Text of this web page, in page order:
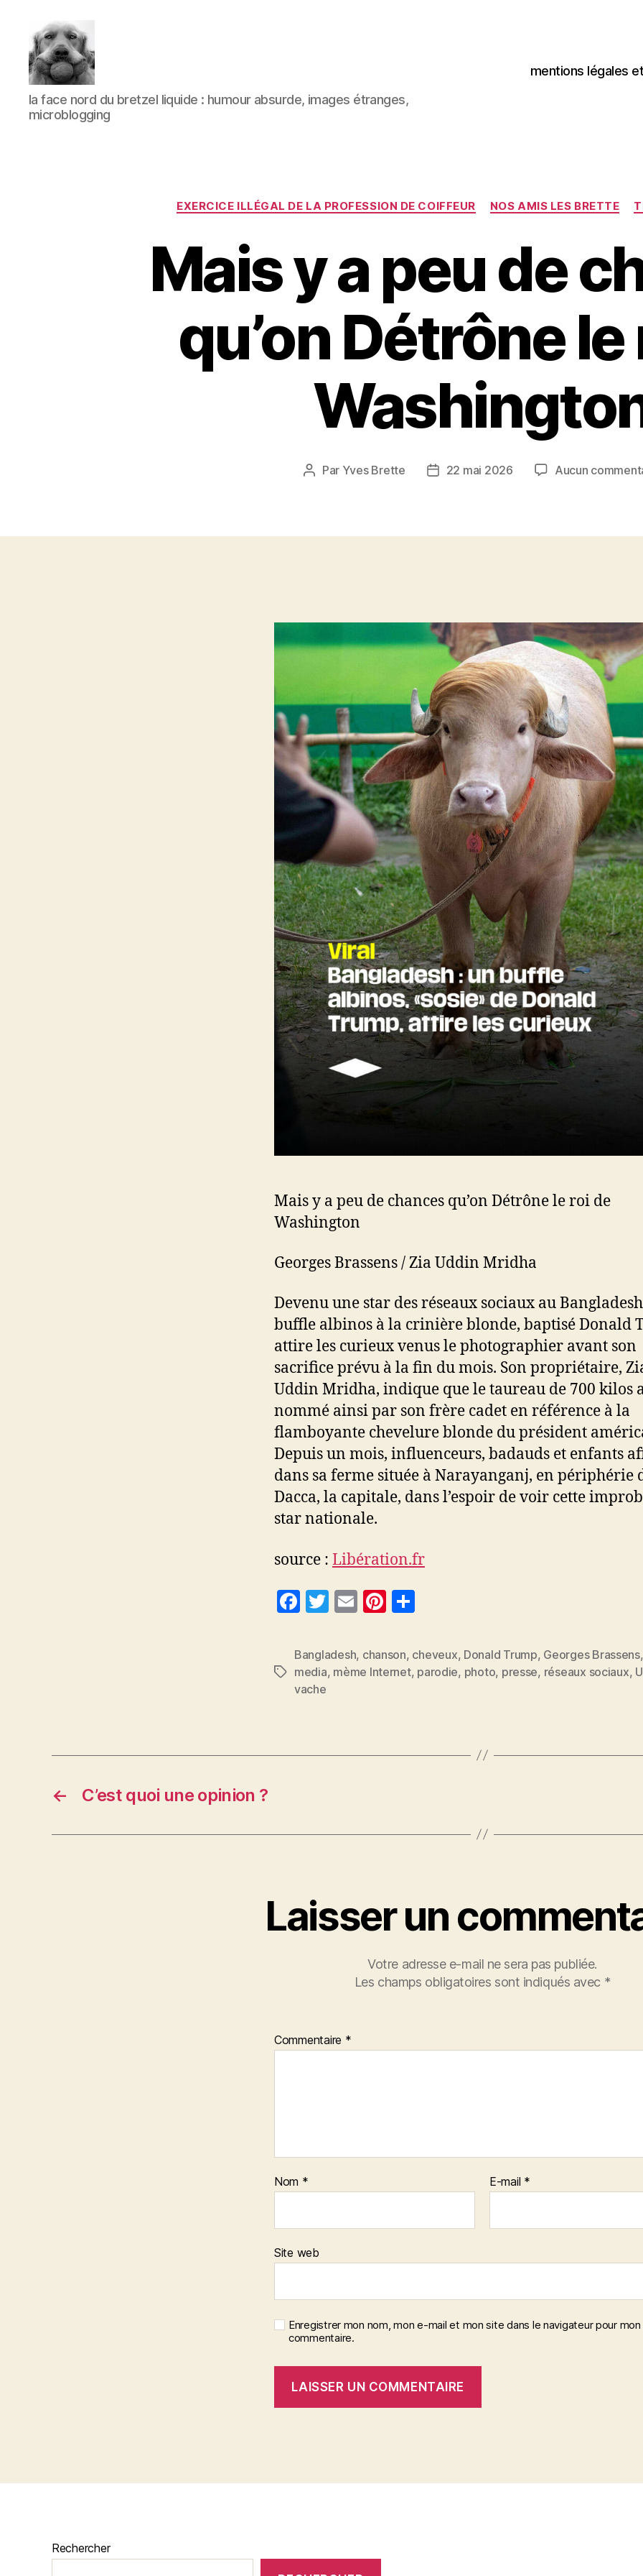
à
l'ombre
d'un
la face nord du bretzel liquide : humour absurde, images étranges,
microblogging
mentions légales
Catégories
EXERCICE ILLÉGAL DE LA PROFESSION DE COIFFEUR NOS AMIS LES BRETTE
Mais y a peu de
qu’on Détrône
Auteur
Par Yves Brette
Date22 mai 2026 Aucun
Mais y a peu de chances qu’on Détrône le roi de
Washington
Georges Brassens / Zia Uddin Mridha
Devenu une star des réseaux sociaux au
buffle albinos à la crinière blonde, baptisé Donald
attire les curieux venus le photographier avant son
sacrifice prévu à la fin du mois. Son propriétaire,
Uddin Mridha, indique que le taureau de 700 kilos
nommé ainsi par son frère cadet en référence à la
flamboyante chevelure blonde du président
Depuis un mois, influenceurs, badauds et enfants
dans sa ferme située à Narayanganj, en périphérie
Dacca, la capitale, dans l’espoir de voir cette
star nationale.
source : Libération.fr
F
c
e
b
k
T
itt
er
E
ai
l
Pi
er
es
rt
a
Étiquettes
Bangladesh, chanson, cheveux, Donald Trump, Georges Brassens,
media, mème Internet, parodie, photo, presse, réseaux sociaux,
vache
← C’est quoi une opinion ?
Laisser un
Votre adresse e-mail ne sera pas publiée.
Les champs obligatoires sont indiqués avec *
Commentaire *
Nom * E-mail *
Site web
Enregistrer mon nom, mon e-mail et mon site dans le navigateur pour mon
commentaire.
Rechercher